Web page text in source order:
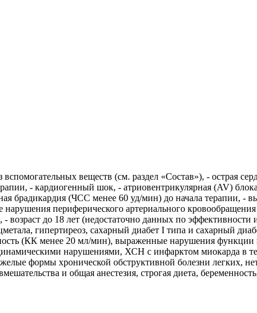
веществ (см. раздел «Состав»), - острая
- кардиогенный шок, - атриовентрикулярная (AV)
брадикардия (ЧСС менее 60 уд/мин) до начала терапии, -
периферического артериального
возраст до 18 лет (недостаточно данных по
гипертиреоз, сахарный диабет I типа и сахарный
(КК менее 20 мл/мин), выраженные нарушения
нарушениями, ХСН с инфарктом миокарда в
формы хронической обструктивной болезни легких,
и общая анестезия, строгая диета,